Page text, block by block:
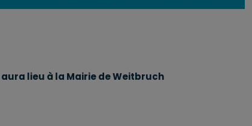
aura lieu à la Mairie de Weitbruch